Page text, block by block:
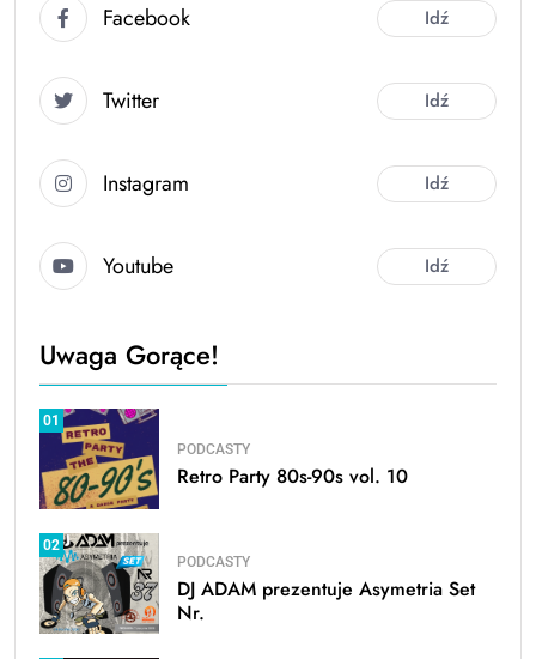
Facebook Idź
Twitter Idź
Instagram Idź
Youtube Idź
Uwaga Gorące!
01
PODCASTY
Retro Party 80s-90s vol. 10
02
PODCASTY
DJ ADAM prezentuje Asymetria Set
Nr.